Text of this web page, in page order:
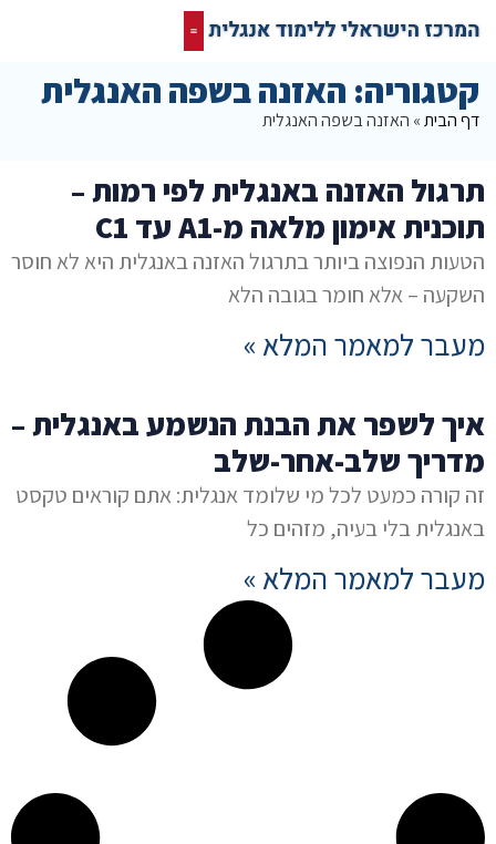
קטגוריה: האזנה בשפה האנגלית
דף הבית» האזנה בשפה האנגלית
תרגול האזנה באנגלית לפי רמות –
תוכנית אימון מלאה מ-A1 עד C1
הטעות הנפוצה ביותר בתרגול האזנה באנגלית היא לא חוסר
השקעה – אלא חומר בגובה הלא
מעבר למאמר המלא »
איך לשפר את הבנת הנשמע באנגלית –
מדריך שלב-אחר-שלב
זה קורה כמעט לכל מי שלומד אנגלית: אתם קוראים טקסט
באנגלית בלי בעיה, מזהים כל
מעבר למאמר המלא »